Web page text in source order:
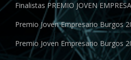
Finalistas PREMIO JOVEN
Premio Joven Empresario Burgos
Premio Joven Empresario Burgos